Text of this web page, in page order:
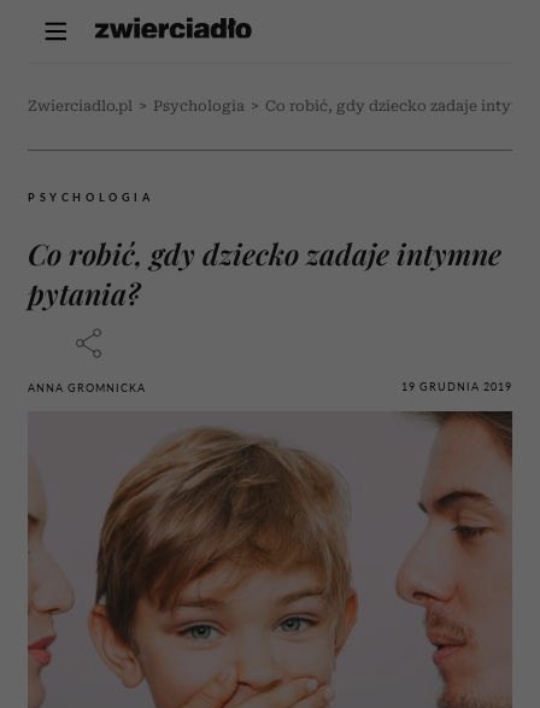
Zwierciadlo.pl > Psychologia > Co robić, gdy dziecko zadaje
PSYCHOLOGIA
Co robić, gdy dziecko zadaje intymne
pytania?
ANNA GROMNICKA 19 GRUDNIA 2019